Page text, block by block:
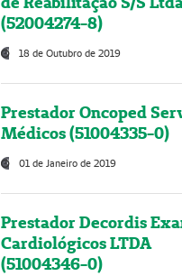
(52004274-8)
18 de Outubro de 2019
Prestador Oncoped
Médicos (51004335-0)
01 de Janeiro de 2019
Prestador Decordis
Cardiológicos LTDA
(51004346-0)